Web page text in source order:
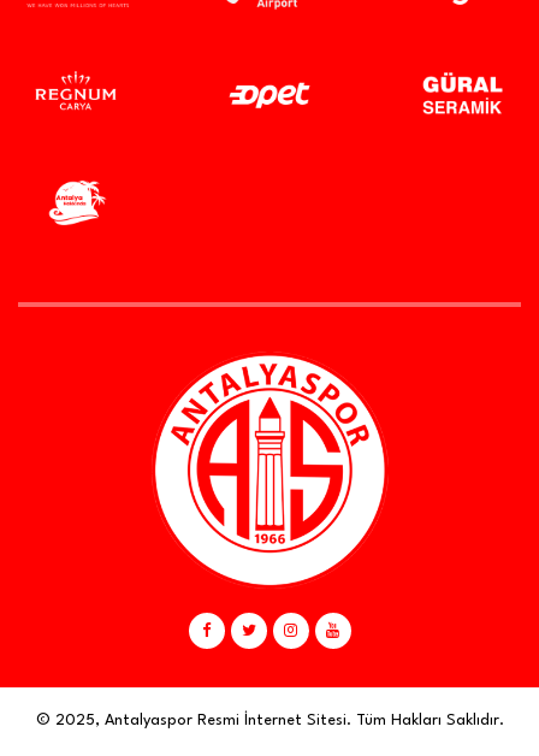
© 2025, Antalyaspor Resmi İnternet Sitesi. Tüm Hakları Saklıdır.